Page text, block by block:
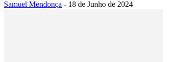
Samuel Mendonça - 18 de Junho de 2024